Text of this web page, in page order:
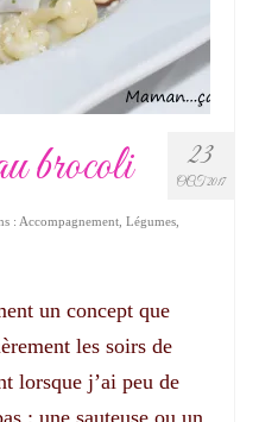
23
OCT 2017
brocoli
: Accompagnement Légumes
un concept que
les soirs de
lorsque j’ai peu de
: une sauteuse ou un